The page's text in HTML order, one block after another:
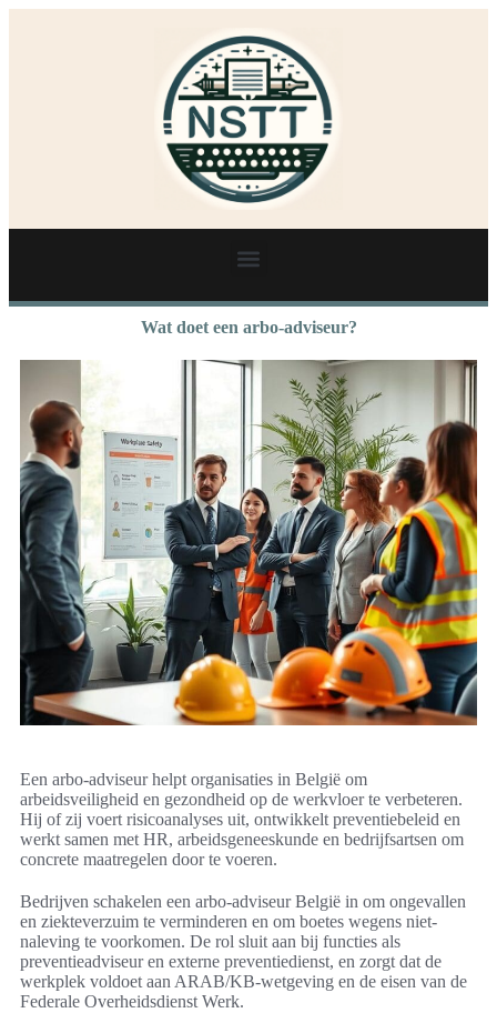
Wat doet een arbo-adviseur?
Een arbo-adviseur helpt organisaties in België om
arbeidsveiligheid en gezondheid op de werkvloer te verbeteren.
Hij of zij voert risicoanalyses uit, ontwikkelt preventiebeleid en
werkt samen met HR, arbeidsgeneeskunde en bedrijfsartsen om
concrete maatregelen door te voeren.
Bedrijven schakelen een arbo-adviseur België in om ongevallen
en ziekteverzuim te verminderen en om boetes wegens niet-
naleving te voorkomen. De rol sluit aan bij functies als
preventieadviseur en externe preventiedienst, en zorgt dat de
werkplek voldoet aan ARAB/KB-wetgeving en de eisen van de
Federale Overheidsdienst Werk.